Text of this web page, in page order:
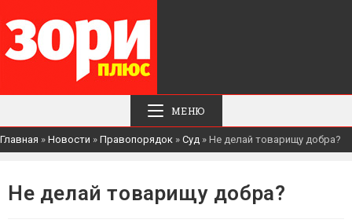
МЕНЮ
Главная » Новости » Правопорядок » Суд » Не делай товарищу добра?
Не делай товарищу добра?